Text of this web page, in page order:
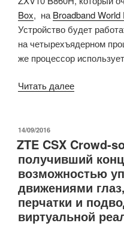
и
чехлом,
запущен
KickStarter»
Box, на Broadband
Устройство будет
на четырехъядерном
же процессор
Читать далее«ZTE
еще
один
Android
ТВ
медиаплеер
на
ОПУБЛИКОВАНО
14/09/2016
ZTE CSX Crowd-
получивший
возможностью
движениями
перчатки и
виртуальной